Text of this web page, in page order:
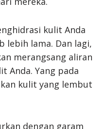
kulit Anda
lebih lama. Dan lagi,
merangsang aliran
Anda. Yang pada
kulit yang lembut
dengan garam